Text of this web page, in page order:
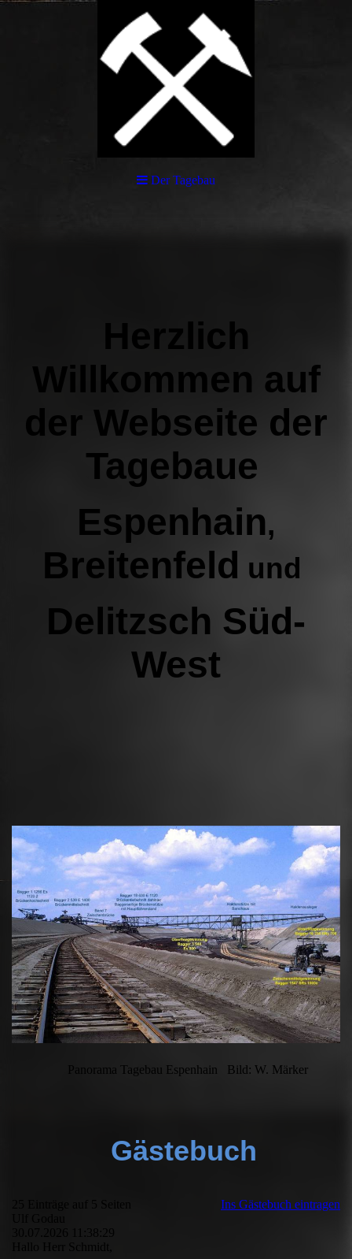
Der Tagebau
Herzlich
Willkommen auf
der Webseite der
Tagebaue
Espenhain,
Breitenfeld und
Delitzsch Süd-
West
Panorama Tagebau Espenhain Bild: W. Märker
Gästebuch
Ins Gästebuch eintragen